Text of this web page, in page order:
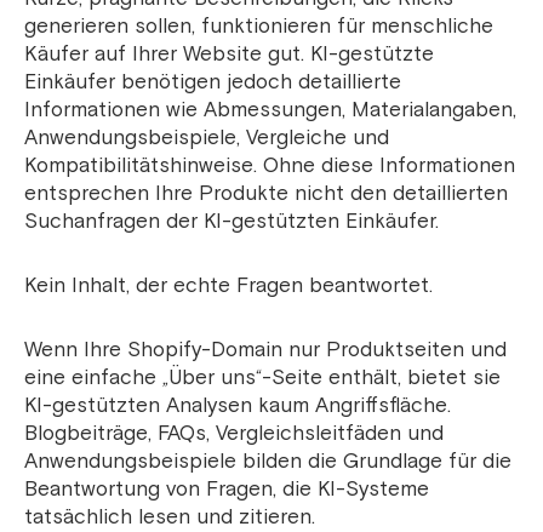
generieren sollen, funktionieren für menschliche
Käufer auf Ihrer Website gut. KI-gestützte
Einkäufer benötigen jedoch detaillierte
Informationen wie Abmessungen, Materialangaben,
Anwendungsbeispiele, Vergleiche und
Kompatibilitätshinweise. Ohne diese Informationen
entsprechen Ihre Produkte nicht den detaillierten
Suchanfragen der KI-gestützten Einkäufer.
Kein Inhalt, der echte Fragen beantwortet.
Wenn Ihre Shopify-Domain nur Produktseiten und
eine einfache „Über uns“-Seite enthält, bietet sie
KI-gestützten Analysen kaum Angriffsfläche.
Blogbeiträge, FAQs, Vergleichsleitfäden und
Anwendungsbeispiele bilden die Grundlage für die
Beantwortung von Fragen, die KI-Systeme
tatsächlich lesen und zitieren.